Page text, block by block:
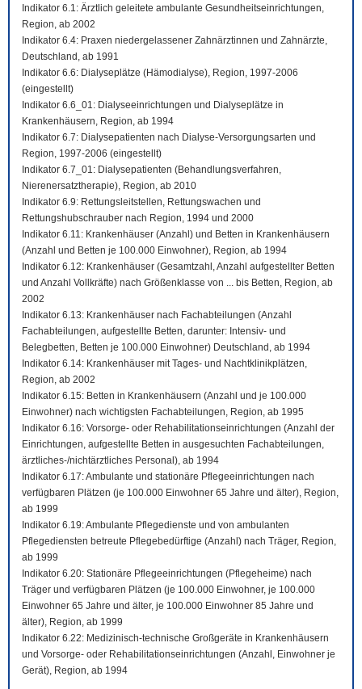
Indikator 6.1: Ärztlich geleitete ambulante Gesundheitseinrichtungen,
Region, ab 2002
Indikator 6.4: Praxen niedergelassener Zahnärztinnen und Zahnärzte,
Deutschland, ab 1991
Indikator 6.6: Dialyseplätze (Hämodialyse), Region, 1997-2006
(eingestellt)
Indikator 6.6_01: Dialyseeinrichtungen und Dialyseplätze in
Krankenhäusern, Region, ab 1994
Indikator 6.7: Dialysepatienten nach Dialyse-Versorgungsarten und
Region, 1997-2006 (eingestellt)
Indikator 6.7_01: Dialysepatienten (Behandlungsverfahren,
Nierenersatztherapie), Region, ab 2010
Indikator 6.9: Rettungsleitstellen, Rettungswachen und
Rettungshubschrauber nach Region, 1994 und 2000
Indikator 6.11: Krankenhäuser (Anzahl) und Betten in Krankenhäusern
(Anzahl und Betten je 100.000 Einwohner), Region, ab 1994
Indikator 6.12: Krankenhäuser (Gesamtzahl, Anzahl aufgestellter Betten
und Anzahl Vollkräfte) nach Größenklasse von ... bis Betten, Region, ab
2002
Indikator 6.13: Krankenhäuser nach Fachabteilungen (Anzahl
Fachabteilungen, aufgestellte Betten, darunter: Intensiv- und
Belegbetten, Betten je 100.000 Einwohner) Deutschland, ab 1994
Indikator 6.14: Krankenhäuser mit Tages- und Nachtklinikplätzen,
Region, ab 2002
Indikator 6.15: Betten in Krankenhäusern (Anzahl und je 100.000
Einwohner) nach wichtigsten Fachabteilungen, Region, ab 1995
Indikator 6.16: Vorsorge- oder Rehabilitationseinrichtungen (Anzahl der
Einrichtungen, aufgestellte Betten in ausgesuchten Fachabteilungen,
ärztliches-/nichtärztliches Personal), ab 1994
Indikator 6.17: Ambulante und stationäre Pflegeeinrichtungen nach
verfügbaren Plätzen (je 100.000 Einwohner 65 Jahre und älter), Region,
ab 1999
Indikator 6.19: Ambulante Pflegedienste und von ambulanten
Pflegediensten betreute Pflegebedürftige (Anzahl) nach Träger, Region,
ab 1999
Indikator 6.20: Stationäre Pflegeeinrichtungen (Pflegeheime) nach
Träger und verfügbaren Plätzen (je 100.000 Einwohner, je 100.000
Einwohner 65 Jahre und älter, je 100.000 Einwohner 85 Jahre und
älter), Region, ab 1999
Indikator 6.22: Medizinisch-technische Großgeräte in Krankenhäusern
und Vorsorge- oder Rehabilitationseinrichtungen (Anzahl, Einwohner je
Gerät), Region, ab 1994